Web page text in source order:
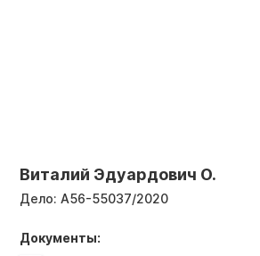
Виталий Эдуардович О.
Дело: А56-55037/2020
Документы: